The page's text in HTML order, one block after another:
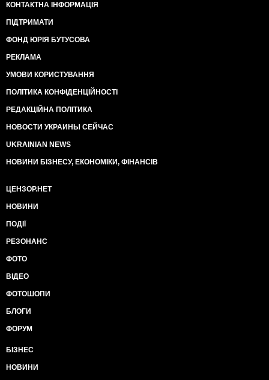
КОНТАКТНА ІНФОРМАЦІЯ
ПІДТРИМАТИ
ФОНД ЮРІЯ БУТУСОВА
РЕКЛАМА
УМОВИ КОРИСТУВАННЯ
ПОЛІТИКА КОНФІДЕНЦІЙНОСТІ
РЕДАКЦІЙНА ПОЛІТИКА
НОВОСТИ УКРАИНЫ СЕЙЧАС
UKRAINIAN NEWS
НОВИНИ БІЗНЕСУ, ЕКОНОМІКИ, ФІНАНСІВ
ЦЕНЗОР.НЕТ
НОВИНИ
ПОДІЇ
РЕЗОНАНС
ФОТО
ВІДЕО
ФОТОШОПИ
БЛОГИ
ФОРУМ
БІЗНЕС
НОВИНИ